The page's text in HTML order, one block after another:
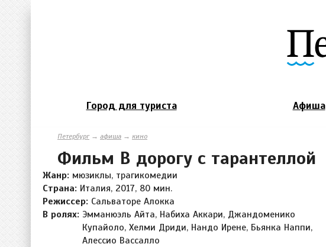
Город для туриста Афиша
Петербург→ афиша → кино
Фильм В дорогу с тарантеллой
Жанр: мюзиклы, трагикомедии
Страна: Италия, 2017, 80 мин.
Режиссер: Сальваторе Алокка
В ролях: Эмманюэль Айта, Набиха Аккари, Джандоменико
Купайоло, Хелми Дриди, Нандо Ирене, Бьянка Наппи,
Алессио Вассалло